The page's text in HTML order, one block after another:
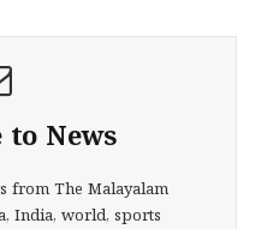
to News
from The Malayalam
India, world, sports